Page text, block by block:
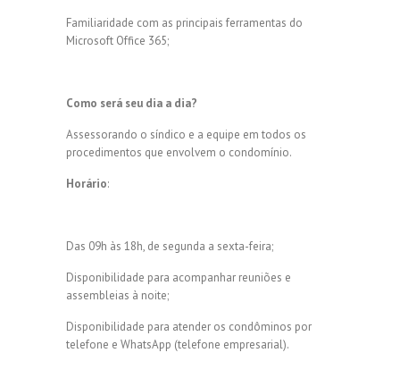
Familiaridade com as principais ferramentas do
Microsoft Office 365;
Como será seu dia a dia?
Assessorando o síndico e a equipe em todos os
procedimentos que envolvem o condomínio.
Horário:
Das 09h às 18h, de segunda a sexta-feira;
Disponibilidade para acompanhar reuniões e
assembleias à noite;
Disponibilidade para atender os condôminos por
telefone e WhatsApp (telefone empresarial).